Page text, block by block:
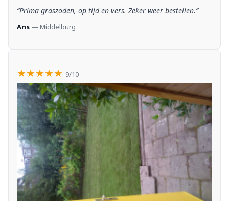
“Prima graszoden, op tijd en vers. Zeker weer bestellen.”
Ans — Middelburg
★★★★★ 9/10